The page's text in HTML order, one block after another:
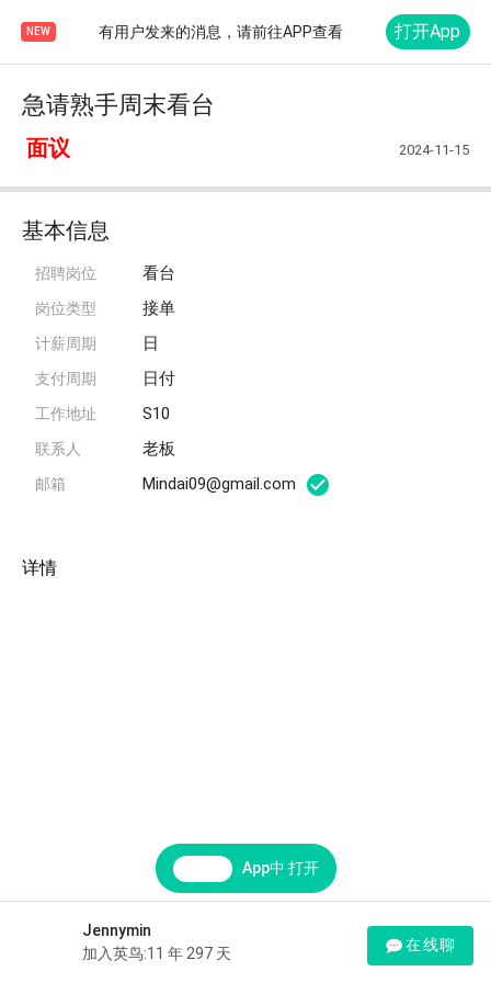
NEW 有用户发来的消息，请前往APP查看 打开App
急请熟手周末看台
面议 2024-11-15
基本信息
招聘岗位 看台
岗位类型 接单
计薪周期 日
支付周期 日付
工作地址 S10
联系人 老板
邮箱 Mindai09@gmail.com
详情
App中 打开
Jennymin
加入英鸟:11 年 297 天
在线聊